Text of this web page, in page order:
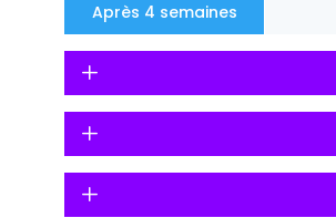
Après 4 semaines